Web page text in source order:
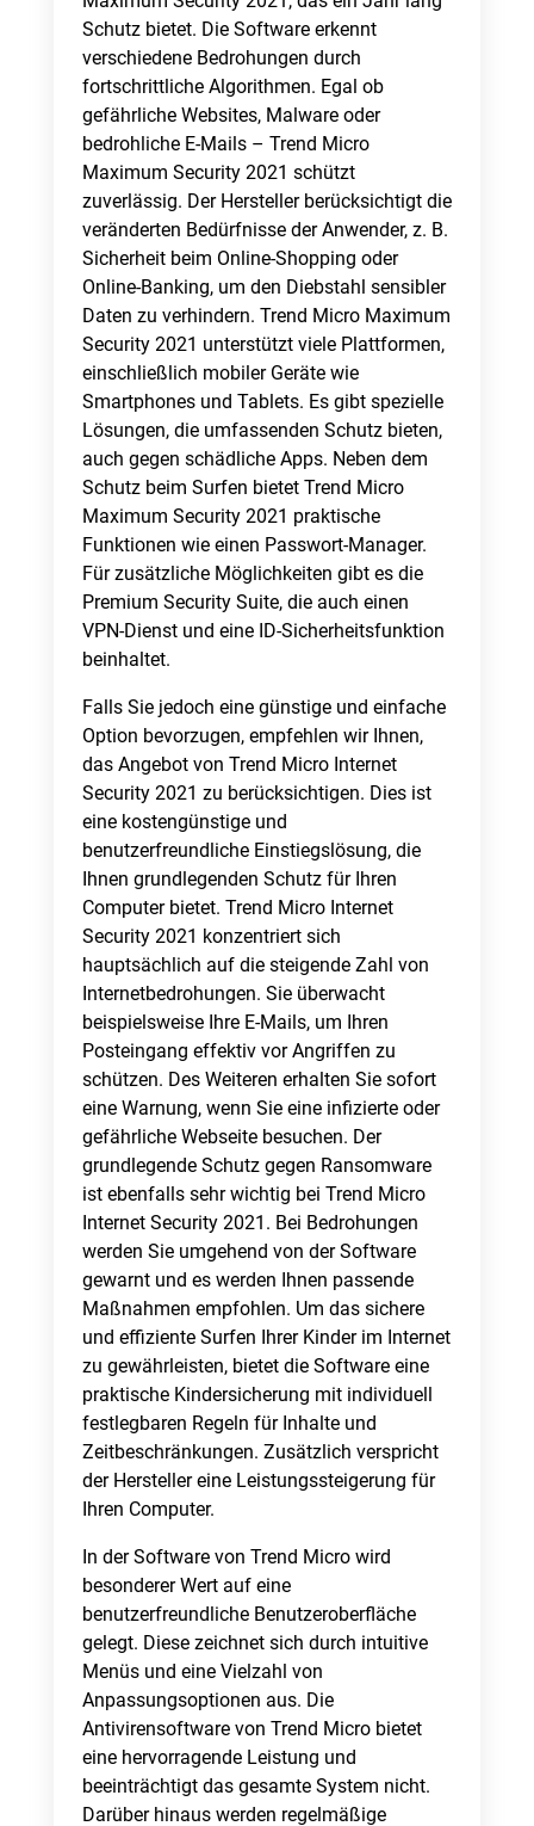
Schutz bietet. Die Software erkennt
verschiedene Bedrohungen durch
fortschrittliche Algorithmen. Egal ob
gefährliche Websites, Malware oder
bedrohliche E-Mails – Trend Micro
Maximum Security 2021 schützt
zuverlässig. Der Hersteller berücksichtigt die
veränderten Bedürfnisse der Anwender, z. B.
Sicherheit beim Online-Shopping oder
Online-Banking, um den Diebstahl sensibler
Daten zu verhindern. Trend Micro Maximum
Security 2021 unterstützt viele Plattformen,
einschließlich mobiler Geräte wie
Smartphones und Tablets. Es gibt spezielle
Lösungen, die umfassenden Schutz bieten,
auch gegen schädliche Apps. Neben dem
Schutz beim Surfen bietet Trend Micro
Maximum Security 2021 praktische
Funktionen wie einen Passwort-Manager.
Für zusätzliche Möglichkeiten gibt es die
Premium Security Suite, die auch einen
VPN-Dienst und eine ID-Sicherheitsfunktion
beinhaltet.
Falls Sie jedoch eine günstige und einfache
Option bevorzugen, empfehlen wir Ihnen,
das Angebot von Trend Micro Internet
Security 2021 zu berücksichtigen. Dies ist
eine kostengünstige und
benutzerfreundliche Einstiegslösung, die
Ihnen grundlegenden Schutz für Ihren
Computer bietet. Trend Micro Internet
Security 2021 konzentriert sich
hauptsächlich auf die steigende Zahl von
Internetbedrohungen. Sie überwacht
beispielsweise Ihre E-Mails, um Ihren
Posteingang effektiv vor Angriffen zu
schützen. Des Weiteren erhalten Sie sofort
eine Warnung, wenn Sie eine infizierte oder
gefährliche Webseite besuchen. Der
grundlegende Schutz gegen Ransomware
ist ebenfalls sehr wichtig bei Trend Micro
Internet Security 2021. Bei Bedrohungen
werden Sie umgehend von der Software
gewarnt und es werden Ihnen passende
Maßnahmen empfohlen. Um das sichere
und effiziente Surfen Ihrer Kinder im Internet
zu gewährleisten, bietet die Software eine
praktische Kindersicherung mit individuell
festlegbaren Regeln für Inhalte und
Zeitbeschränkungen. Zusätzlich verspricht
der Hersteller eine Leistungssteigerung für
Ihren Computer.
In der Software von Trend Micro wird
besonderer Wert auf eine
benutzerfreundliche Benutzeroberfläche
gelegt. Diese zeichnet sich durch intuitive
Menüs und eine Vielzahl von
Anpassungsoptionen aus. Die
Antivirensoftware von Trend Micro bietet
eine hervorragende Leistung und
beeinträchtigt das gesamte System nicht.
Darüber hinaus werden regelmäßige